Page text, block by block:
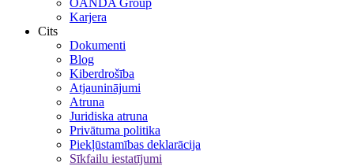
Karjera
Cits
Dokumenti
Blog
Kiberdrošība
Atjauninājumi
Atruna
Juridiska atruna
Privātuma politika
Piekļūstamības deklarācija
Sīkfailu iestatījumi